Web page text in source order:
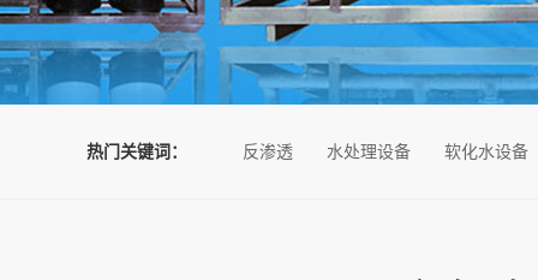
热门关键词： 反渗透 水处理设备 软化水设备